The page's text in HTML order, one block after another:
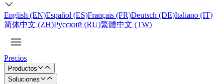
English (EN)Español (ES)Français (FR)Deutsch (DE)Italiano (IT)
简体中文 (ZH)Русский (RU)繁體中文 (TW)
Precios
Productos
Soluciones